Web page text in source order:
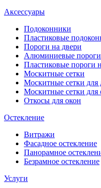
Аксессуары
Подоконники
Пластиковые
Пороги на двери
Алюминиевые пороги
Пластиковые пороги
Москитные сетки
Москитные сетки для
Москитные сетки для
Откосы для окон
Остекление
Витражи
Фасадное остекление
Панорамное
Безрамное остекление
Услуги